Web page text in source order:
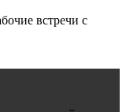
встречи с